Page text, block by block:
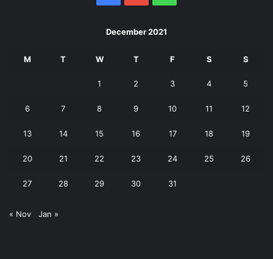
December 2021
M T W T F S S
1 2 3 4 5
6 7 8 9 10 11 12
13 14 15 16 17 18 19
20 21 22 23 24 25 26
27 28 29 30 31
« Nov Jan »